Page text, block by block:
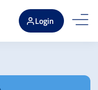
Login